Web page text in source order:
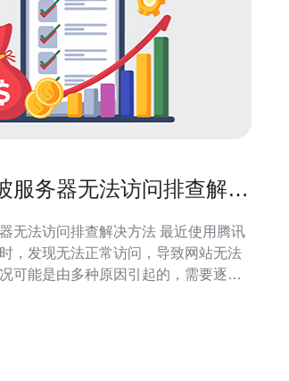
服务器无法访问排查解决
问排查解决方法 最近使用腾讯
，发现无法正常访问，导致网站无法
可能是由多种原因引起的，需要逐一
地址、子网掩码、网关等设置都没有